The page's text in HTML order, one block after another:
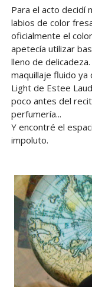
Para el acto decidí
labios de color
oficialmente el
apetecía utilizar
lleno de
maquillaje fluido
Light de Estee
poco antes del
perfumería...
Y encontré el
impoluto.